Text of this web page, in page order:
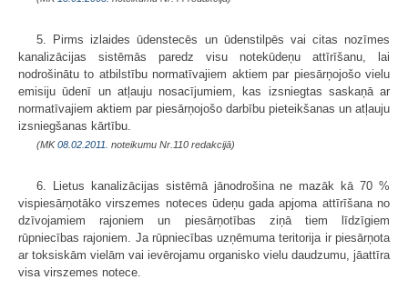
5. Pirms izlaides ūdenstecēs un ūdenstilpēs vai citas nozīmes
kanalizācijas sistēmās paredz visu notekūdeņu attīrīšanu, lai
nodrošinātu to atbilstību normatīvajiem aktiem par piesārņojošo vielu
emisiju ūdenī un atļauju nosacījumiem, kas izsniegtas saskaņā ar
normatīvajiem aktiem par piesārņojošo darbību pieteikšanas un atļauju
izsniegšanas kārtību.
(MK08.02.2011. noteikumu Nr.110 redakcijā)
6. Lietus kanalizācijas sistēmā jānodrošina ne mazāk kā 70 %
vispiesārņotāko virszemes noteces ūdeņu gada apjoma attīrīšana no
dzīvojamiem rajoniem un piesārņotības ziņā tiem līdzīgiem
rūpniecības rajoniem. Ja rūpniecības uzņēmuma teritorija ir piesārņota
ar toksiskām vielām vai ievērojamu organisko vielu daudzumu, jāattīra
visa virszemes notece.